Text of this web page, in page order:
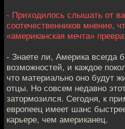
- Приходилось слышать от
соотечественников мнение,
«американская мечта»
- Знаете ли, Америка всегда
возможностей, и каждое
что материально оно будут
отцы. Но совсем недавно
затормозился. Сегодня, к
европеец имеет шанс
карьере, чем американец.